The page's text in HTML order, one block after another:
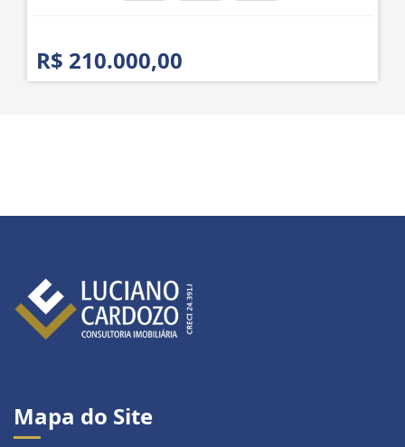
R$ 210.000,00
Mapa do Site